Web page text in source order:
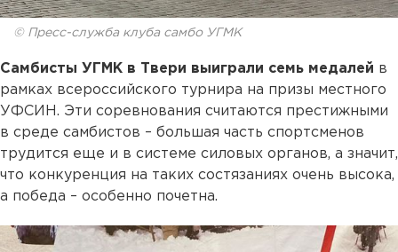
© Пресс-служба клуба самбо УГМК
Самбисты УГМК в Твери выиграли семь медалей в
рамках всероссийского турнира на призы местного
УФСИН. Эти соревнования считаются престижными
в среде самбистов – большая часть спортсменов
трудится еще и в системе силовых органов, а значит,
что конкуренция на таких состязаниях очень высока,
а победа – особенно почетна.